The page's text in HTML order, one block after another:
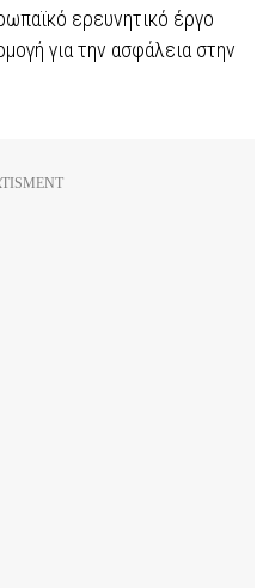
ερευνητικό έργο
για την ασφάλεια στην